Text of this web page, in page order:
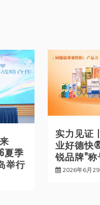
季
举行
实力见证
业好德快
锐品牌”称
2026年6月29